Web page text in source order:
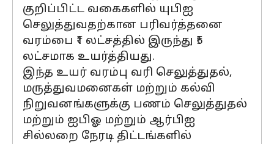
குறிப்பிட்ட வகைகளில் யுபிஐ
செலுத்துவதற்கான பரிவர்த்தனை
வரம்பை ₹1 லட்சத்தில் இருந்து ₹5
லட்சமாக உயர்த்தியது.
இந்த உயர் வரம்பு வரி செலுத்துதல்,
மருத்துவமனைகள் மற்றும் கல்வி
நிறுவனங்களுக்கு பணம் செலுத்துதல்
மற்றும் ஐபிஓ மற்றும் ஆர்பிஐ
சில்லறை நேரடி திட்டங்களில்